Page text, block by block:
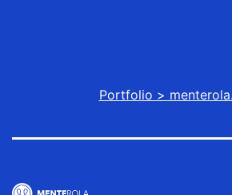
Portfolio >